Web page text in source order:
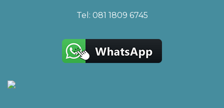
Tel: 081 1809 6745